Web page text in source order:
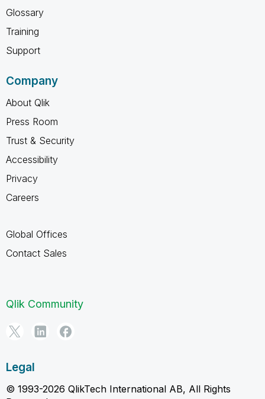
Glossary
Training
Support
Company
About Qlik
Press Room
Trust & Security
Accessibility
Privacy
Careers
Global Offices
Contact Sales
Qlik Community
Legal
© 1993-2026 QlikTech International AB, All Rights